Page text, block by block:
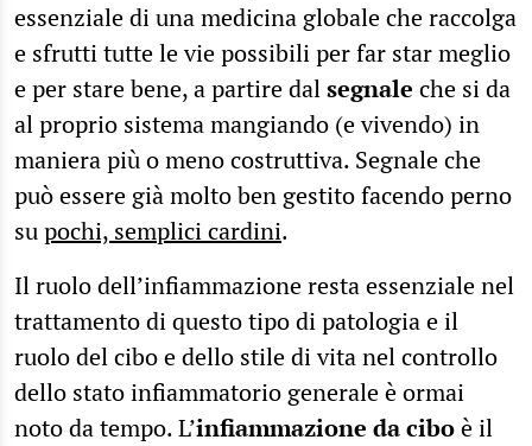
essenziale di una medicina globale che raccolga
e sfrutti tutte le vie possibili per far star meglio
e per stare bene, a partire dalsegnale che si da
al proprio sistema mangiando (e vivendo) in
maniera più o meno costruttiva. Segnale che
può essere già molto ben gestito facendo perno
supochi, semplici cardini.
Il ruolo dell’infiammazione resta essenziale nel
trattamento di questo tipo di patologia e il
ruolo del cibo e dello stile di vita nel controllo
dello stato infiammatorio generale è ormai
noto da tempo. L’infiammazione da ciboè il